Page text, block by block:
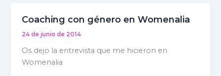
Coaching con género en Womenalia
24 de junio de 2014
Os dejo la entrevista que me hicieron en
Womenalia
Coaching
con
en
Womenalia